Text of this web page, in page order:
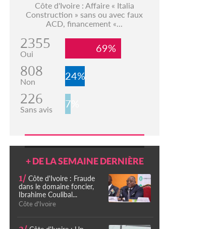
Côte d'Ivoire : Affaire « Italia
Construction » sans ou avec faux
ACD, financement «...
2355
Oui 69%
808
Non 24%
226
Sans avis 7%
+ DE LA SEMAINE DERNIÈRE
1/ Côte d'Ivoire : Fraude
dans le domaine foncier,
Ibrahime Coulibal...
Côte d'Ivoire